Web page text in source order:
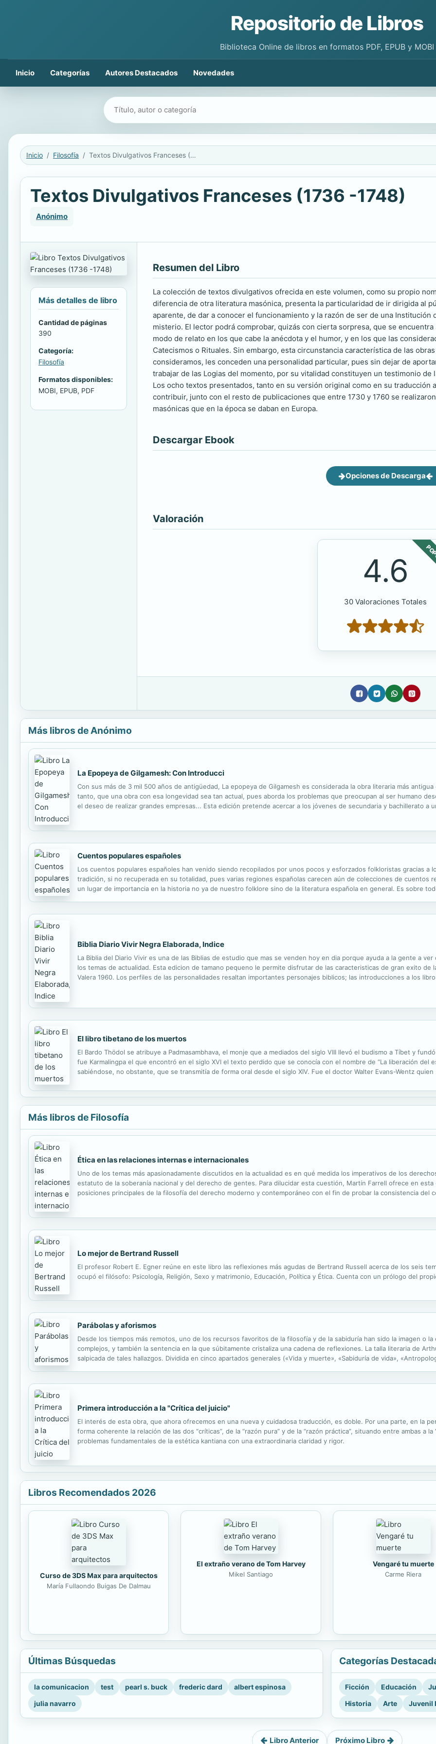
Repositorio de Libros
Biblioteca Online de libros en formatos PDF, EPUB y MOBI
Inicio Categorías Autores Destacados Novedades
Buscar libros
Inicio Filosofía Textos Divulgativos Franceses (1736 -1748)
Textos Divulgativos Franceses (1736 -1748)
Anónimo
Más detalles de libro
Cantidad de páginas
390
Categoría:
Filosofía
Formatos disponibles:
MOBI, EPUB, PDF
Resumen del Libro
La colección de textos divulgativos ofrecida en este volumen, como su propio
diferencia de otra literatura masónica, presenta la particularidad de ir dirigida al
aparente, de dar a conocer el funcionamiento y la razón de ser de una Institución
misterio. El lector podrá comprobar, quizás con cierta sorpresa, que se
modo de relato en los que cabe la anécdota y el humor, y en los que las
Catecismos o Rituales. Sin embargo, esta circunstancia característica de las
consideramos, les conceden una personalidad particular, pues sin dejar de
trabajar de las Logias del momento, por su vitalidad constituyen un testimonio
Los ocho textos presentados, tanto en su versión original como en su traducción
contribuir, junto con el resto de publicaciones que entre 1730 y 1760 se
masónicas que en la época se daban en Europa.
Descargar Ebook
Opciones de Descarga
Valoración
4.6
30 Valoraciones Totales
Más libros de Anónimo
La Epopeya de Gilgamesh: Con Introducci
Con sus más de 3 mil 500 años de antigüedad, La epopeya de Gilgamesh es considerada la obra literaria más
tanto, que una obra con esa longevidad sea tan actual, pues aborda los problemas que preocupan al ser humano
el deseo de realizar grandes empresas... Esta edición pretende acercar a los jóvenes de secundaria y bachillerato a
Cuentos populares españoles
Los cuentos populares españoles han venido siendo recopilados por unos pocos y esforzados folkloristas gracias a
tradición, si no recuperada en su totalidad, pues varias regiones españolas carecen aún de colecciones de cuentos
un lugar de importancia en la historia no ya de nuestro folklore sino de la literatura española en general. Es sobre
Biblia Diario Vivir Negra Elaborada, Indice
La Biblia del Diario Vivir es una de las Biblias de estudio que mas se venden hoy en dia porque ayuda a la gente a
los temas de actualidad. Esta edicion de tamano pequeno le permite disfrutar de las caracteristicas de gran exito de
Valera 1960. Los perfiles de las personalidades resaltan importantes personajes biblicos; las introducciones a los
El libro tibetano de los muertos
El Bardo Thödol se atribuye a Padmasambhava, el monje que a mediados del siglo VIII llevó el budismo a Tíbet y
fue Karmalingpa el que encontró en el siglo XVI el texto perdido que se conocía con el nombre de “La liberación del
sabiéndose, no obstante, que se transmitía de forma oral desde el siglo XIV. Fue el doctor Walter Evans-Wentz
Más libros de Filosofía
Ética en las relaciones internas e internacionales
Uno de los temas más apasionadamente discutidos en la actualidad es en qué medida los imperativos de los
estatuto de la soberanía nacional y del derecho de gentes. Para dilucidar esta cuestión, Martín Farrell ofrece en
posiciones principales de la filosofía del derecho moderno y contemporáneo con el fin de probar la consistencia del
Lo mejor de Bertrand Russell
El profesor Robert E. Egner reúne en este libro las reflexiones más agudas de Bertrand Russell acerca de los seis
ocupó el filósofo: Psicología, Religión, Sexo y matrimonio, Educación, Política y Ética. Cuenta con un prólogo del
Parábolas y aforismos
Desde los tiempos más remotos, uno de los recursos favoritos de la filosofía y de la sabiduría han sido la imagen o
complejos, y también la sentencia en la que súbitamente cristaliza una cadena de reflexiones. La talla literaria de
salpicada de tales hallazgos. Dividida en cinco apartados generales («Vida y muerte», «Sabiduría de vida»,
Primera introducción a la "Crítica del juicio"
El interés de esta obra, que ahora ofrecemos en una nueva y cuidadosa traducción, es doble. Por una parte, en la
forma coherente la relación de las dos “críticas”, de la “razón pura” y de la “razón práctica”, situando entre ambas a
problemas fundamentales de la estética kantiana con una extraordinaria claridad y rigor.
Libros Recomendados 2026
Curso de 3DS Max para arquitectos
María Fullaondo Buigas De Dalmau
El extraño verano de Tom Harvey
Mikel Santiago
Vengaré tu muerte
Carme Riera
Últimas Búsquedas
la comunicacion test pearl s. buck frederic dard
albert espinosa
julia navarro
Categorías
Ficción Educación
Historia
Arte Juvenil
Libro Anterior Próximo Libro